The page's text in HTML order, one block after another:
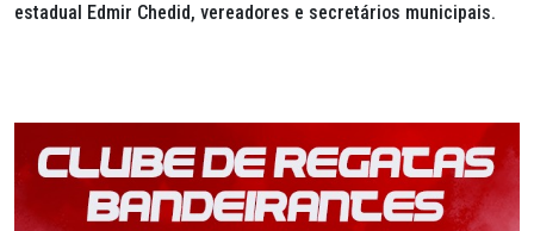
estadual Edmir Chedid, vereadores e secretários municipais.